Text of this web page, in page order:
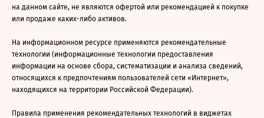
на данном сайте, не являются офертой или рекомендацией к покупке
или продаже каких-либо активов.
На информационном ресурсе применяются рекомендательные
технологии (информационные технологии предоставления
информации на основе сбора, систематизации и анализа сведений,
относящихся к предпочтениям пользователей сети «Интернет»,
находящихся на территории Российской Федерации).
Правила применения рекомендательных технологий в виджетах